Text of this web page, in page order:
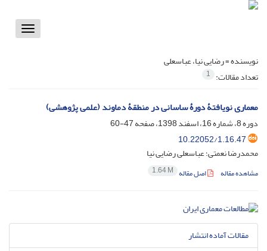
Toggle
نویسنده =رضایی نیا، عباسعلی
تعداد مقالات: 1
معماری نویافتۀ دورۀ ساسانی در منطقۀ دماوند (علمی پژوهشی)
دوره 8، شماره 16، اسفند 1398، صفحه
47-60
10.22052/1.16.47
محمدرضا نعمتی؛ عباسعلی رضایی نیا
مشاهده مقاله اصل مقاله 1.64 M
مقالات آماده انتشار